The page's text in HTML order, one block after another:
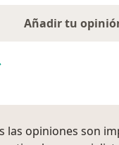
Añadir tu
las opiniones son